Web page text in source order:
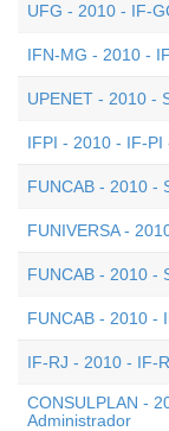
UFG - 2010 - IF-
IFN-MG - 2010 -
UPENET - 2010 -
IFPI - 2010 - IF-PI
FUNCAB - 2010 -
FUNIVERSA -
FUNCAB - 2010 -
FUNCAB - 2010 -
IF-RJ - 2010 - IF-
CONSULPLAN -
Administrador